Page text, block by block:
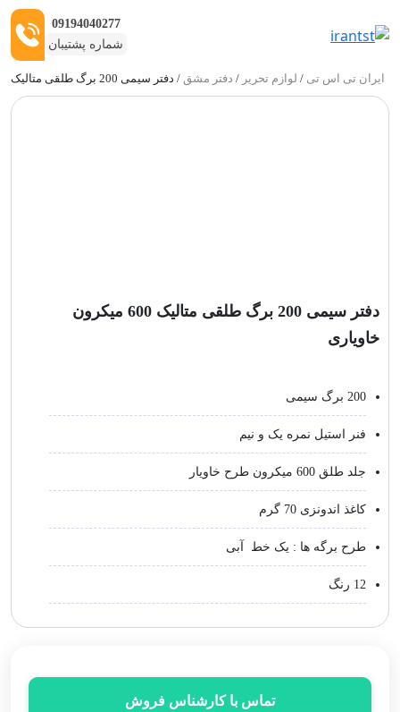
09194040277
شماره پشتیبان
ایران تی اس تی / لوازم تحریر / دفتر مشق / دفتر سیمی 200 برگ طلقی متالیک 600 میکرون خاویاری
دفتر سیمی 200 برگ طلقی متالیک 600 میکرون
خاویاری
200 برگ سیمی
فنر استیل نمره یک و نیم
جلد طلق 600 میکرون طرح خاویار
کاغذ اندونزی 70 گرم
طرح برگه ها : یک خط آبی
12 رنگ
تماس با کارشناس فروش